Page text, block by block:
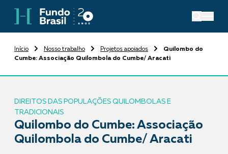
Início Nosso trabalho Projetos apoiados
Quilombo do
Cumbe: Associação Quilombola do Cumbe/ Aracati
DIREITOS DAS POPULAÇÕES QUILOMBOLAS E
TRADICIONAIS
Quilombo do Cumbe: Associação
Quilombola do Cumbe/ Aracati